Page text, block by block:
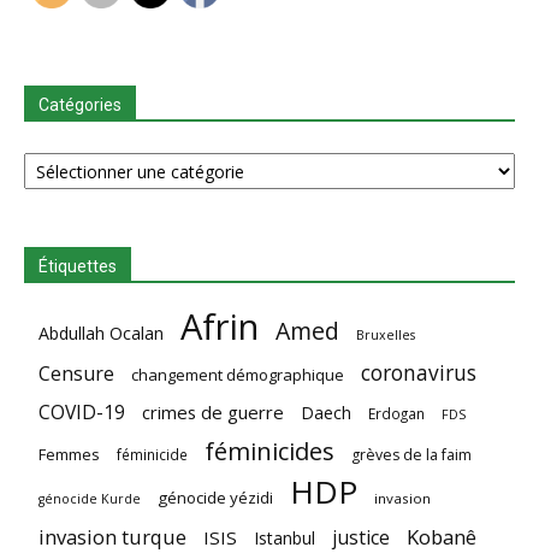
Catégories
Catégories
Étiquettes
Abdullah Ocalan Afrin Amed Bruxelles
Censure changement démographique coronavirus
COVID-19 crimes de guerre Daech Erdogan FDS
Femmes féminicide féminicides grèves de la faim
génocide Kurde génocide yézidi HDP invasion
invasion turque ISIS Istanbul justice Kobanê